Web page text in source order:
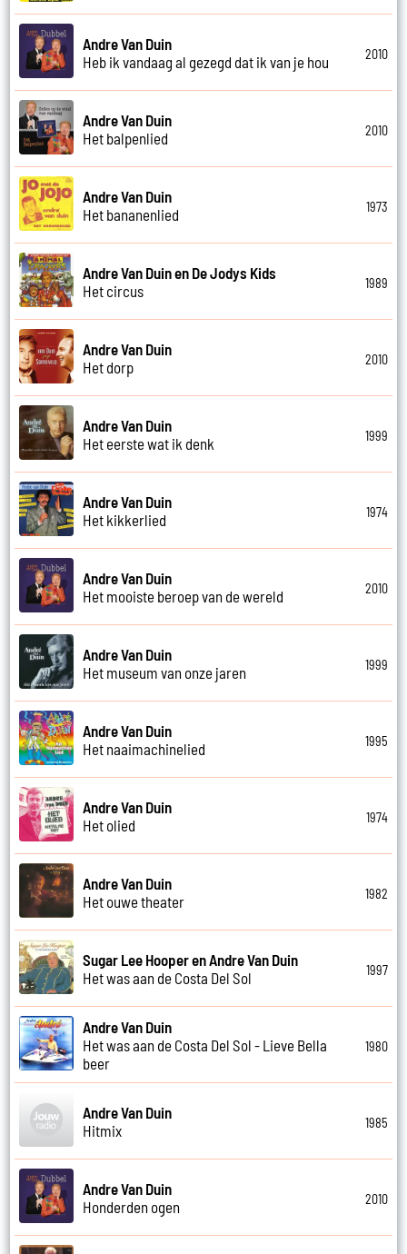
Andre Van Duin
Heb ik vandaag al gezegd dat ik van je hou
2010
Andre Van Duin
Het balpenlied
2010
Andre Van Duin
Het bananenlied
1973
Andre Van Duin en De Jodys Kids
Het circus
1989
Andre Van Duin
Het dorp
2010
Andre Van Duin
Het eerste wat ik denk
1999
Andre Van Duin
Het kikkerlied
1974
Andre Van Duin
Het mooiste beroep van de wereld
2010
Andre Van Duin
Het museum van onze jaren
1999
Andre Van Duin
Het naaimachinelied
1995
Andre Van Duin
Het olied
1974
Andre Van Duin
Het ouwe theater
1982
Sugar Lee Hooper en Andre Van Duin
Het was aan de Costa Del Sol
1997
Andre Van Duin
Het was aan de Costa Del Sol - Lieve Bella
beer
1980
Andre Van Duin
Hitmix
1985
Andre Van Duin
Honderden ogen
2010